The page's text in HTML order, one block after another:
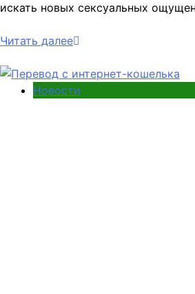
искать новых сексуальных
Читать далее
Новости